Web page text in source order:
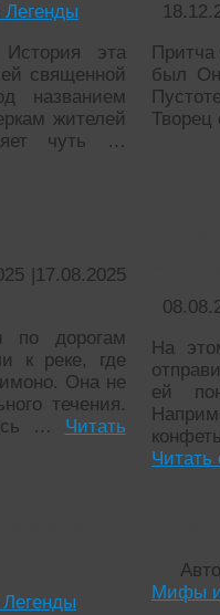
эта
священной
названием
жителей
чуть …
был
Творец
17.08.2025
по дорогам
к реке, где
Она не
течения.
… Читать
На
ей
Читать
Мифы